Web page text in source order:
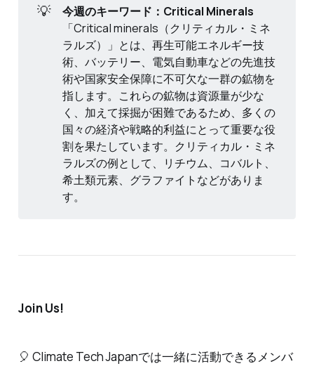
💡
今週のキーワード：Critical Minerals
「Critical minerals（クリティカル・ミネ
ラルズ）」とは、再生可能エネルギー技
術、バッテリー、電気自動車などの先進技
術や国家安全保障に不可欠な一群の鉱物を
指します。これらの鉱物は資源量が少な
く、加えて採掘が困難であるため、多くの
国々の経済や戦略的利益にとって重要な役
割を果たしています。クリティカル・ミネ
ラルズの例として、リチウム、コバルト、
希土類元素、グラファイトなどがありま
す。
Join Us!
🎈 Climate Tech Japanでは一緒に活動できるメンバ